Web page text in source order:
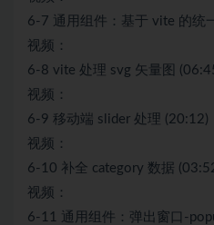
6-7 通用组件：基于 vite 的统
视频：
6-8 vite 处理 svg 矢量图
视频：
6-9 移动端 slider 处理 (20:12)
视频：
6-10 补全 category 数据
视频：
6-11 通用组件：弹出窗口-